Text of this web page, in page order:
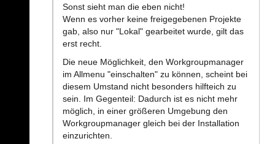
Sonst sieht man die eben nicht!
Wenn es vorher keine freigegebenen Projekte
gab, also nur "Lokal" gearbeitet wurde, gilt das
erst recht.
Die neue Möglichkeit, den Workgroupmanager
im Allmenu "einschalten" zu können, scheint bei
diesem Umstand nicht besonders hilfteich zu
sein. Im Gegenteil: Dadurch ist es nicht mehr
möglich, in einer größeren Umgebung den
Workgroupmanager gleich bei der Installation
einzurichten.